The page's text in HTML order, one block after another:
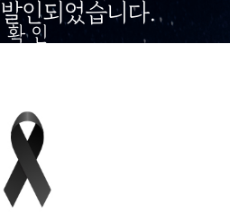
인되었습니다.
확 인